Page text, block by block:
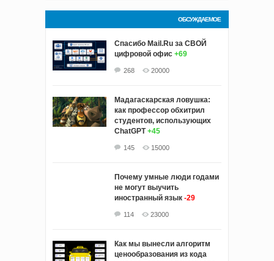
ОБСУЖДАЕМОЕ
Спасибо Mail.Ru за СВОЙ
цифровой офис +69
268 20000
Мадагаскарская ловушка:
как профессор обхитрил
студентов, использующих
ChatGPT +45
145 15000
Почему умные люди годами
не могут выучить
иностранный язык -29
114 23000
Как мы вынесли алгоритм
ценообразования из кода